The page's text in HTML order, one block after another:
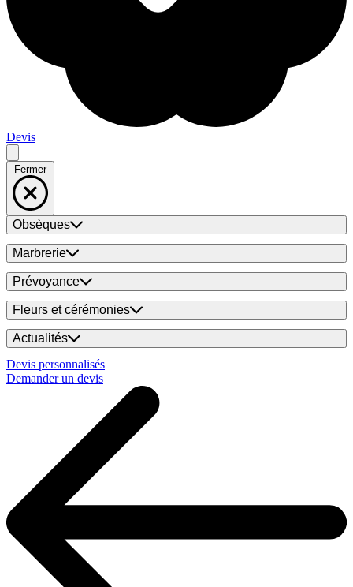
Devis
Fermer
Obsèques
Marbrerie
Prévoyance
Fleurs et cérémonies
Actualités
Devis personnalisés
Demander un devis